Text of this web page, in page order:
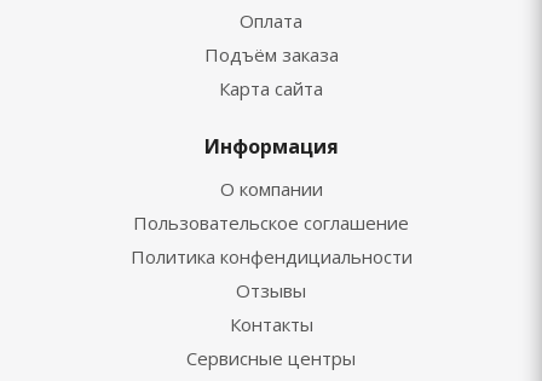
Оплата
Подъём заказа
Карта сайта
Информация
О компании
Пользовательское соглашение
Политика конфендициальности
Отзывы
Контакты
Сервисные центры